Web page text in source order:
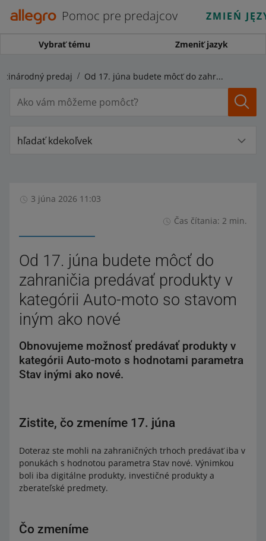
Pomoc pre predajcov ZMIEŃ
Vybrať tému Zmeniť jazyk
predaj Od 17. júna budete môcť do zahraničia predávať produkty v kategórii Auto-moto so stavom iným ako nové
hľadať kdekoľvek
3 júna 2026 11:03
Čas čítania: 2 min.
Od 17. júna budete môcť do
zahraničia predávať produkty v
kategórii Auto-moto so stavom
iným ako nové
Obnovujeme možnosť predávať produkty v
kategórii Auto-moto s hodnotami parametra
Stav inými ako nové.
Zistite, čo zmeníme 17. júna
Doteraz ste mohli na zahraničných trhoch predávať iba v
ponukách s hodnotou parametra Stav nové. Výnimkou
boli iba digitálne produkty, investičné produkty a
zberateľské predmety.
Čo zmeníme